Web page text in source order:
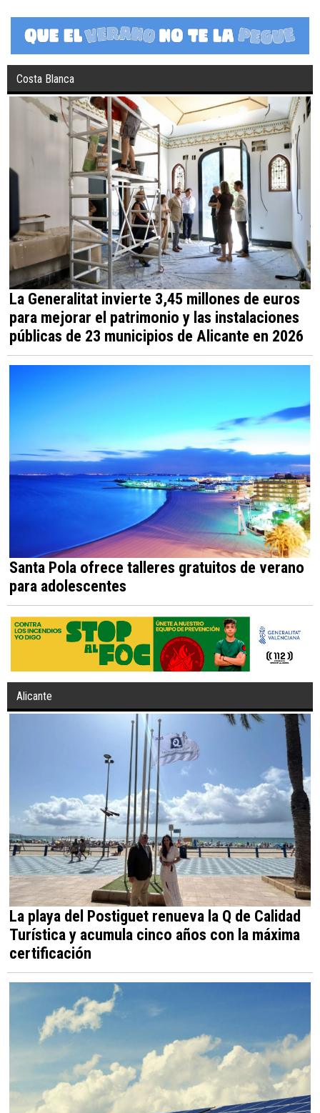
Costa Blanca
La Generalitat invierte 3,45 millones de euros
para mejorar el patrimonio y las instalaciones
públicas de 23 municipios de Alicante en 2026
Santa Pola ofrece talleres gratuitos de verano
para adolescentes
Alicante
La playa del Postiguet renueva la Q de Calidad
Turística y acumula cinco años con la máxima
certificación